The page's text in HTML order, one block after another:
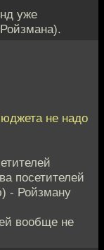
уже
не надо
посетителей
- Ройзману
вообще не